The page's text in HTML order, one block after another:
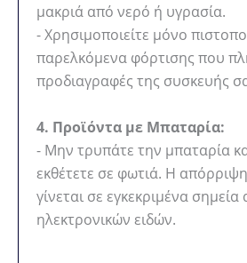
μακριά από νερό ή υγρασία.
- Χρησιμοποιείτε μόνο
παρελκόμενα φόρτισης που
προδιαγραφές της συσκευής
4. Προϊόντα με Μπαταρία:
- Μην τρυπάτε την μπαταρία
εκθέτετε σε φωτιά. Η
γίνεται σε εγκεκριμένα
ηλεκτρονικών ειδών.